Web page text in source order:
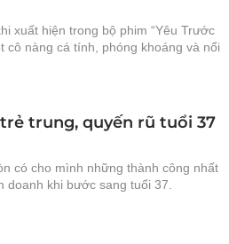
xuất hiện trong bộ phim “Yêu Trước
cô nàng cá tính, phóng khoáng và nổi
trung, quyến rũ tuổi 37
có cho mình những thành công nhất
khi bước sang tuổi 37.